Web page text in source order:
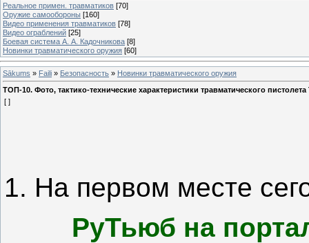
Реальное примен. травматиков [70]
Оружие самообороны [160]
Видео применения травматиков [78]
Видео ограблений [25]
Боевая система А. А. Кадочникова [8]
Новинки травматического оружия [60]
Sākums » Faili » Безопасность » Новинки травматического оружия
ТОП-10. Фото, тактико-технические характеристики травматического
[ ]
1. На первом месте
РуТьюб на